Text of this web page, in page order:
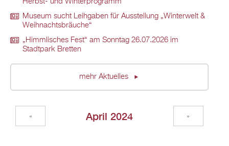
Herbst- und Winterprogramm
Museum sucht Leihgaben für Ausstellung „Winterwelt &
Weihnachtsbräuche“
„Himmlisches Fest“ am Sonntag 26.07.2026 im
Stadtpark Bretten
mehr Aktuelles
April 2024
« »